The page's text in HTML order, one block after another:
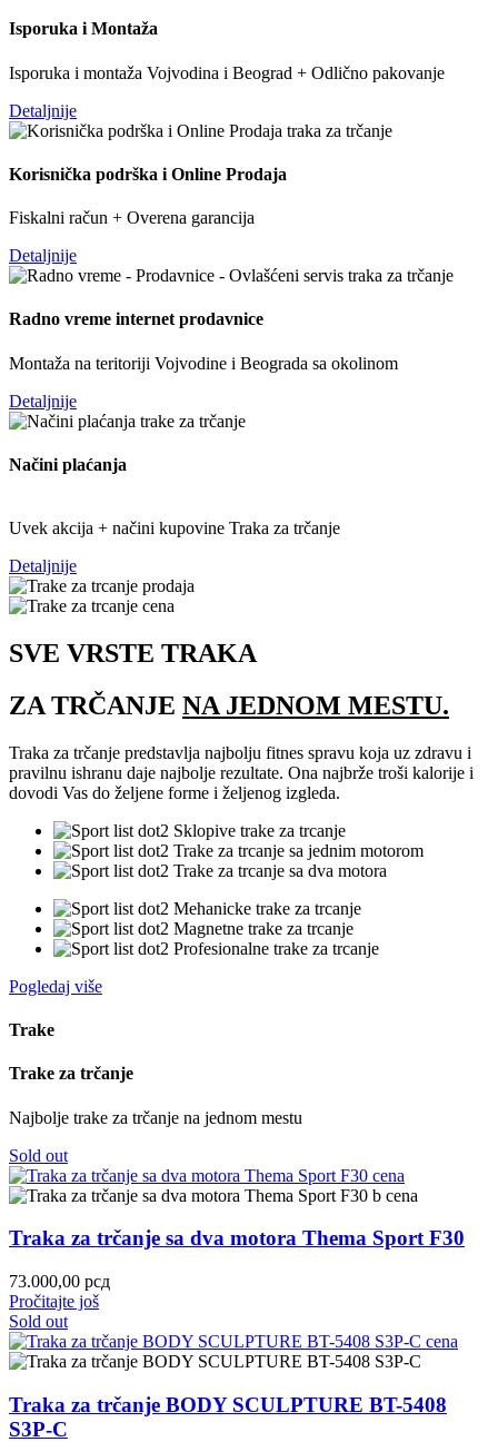
Isporuka i Montaža
Isporuka i montaža Vojvodina i Beograd + Odlično pakovanje
Detaljnije
Korisnička podrška i Online Prodaja
Fiskalni račun + Overena garancija
Detaljnije
Radno vreme internet prodavnice
Montaža na teritoriji Vojvodine i Beograda sa okolinom
Detaljnije
Načini plaćanja
Uvek akcija + načini kupovine Traka za trčanje
Detaljnije
SVE VRSTE TRAKA
ZA TRČANJE NA JEDNOM MESTU.
Traka za trčanje predstavlja najbolju fitnes spravu koja uz zdravu i
pravilnu ishranu daje najbolje rezultate. Ona najbrže troši kalorije i
dovodi Vas do željene forme i željenog izgleda.
Sklopive trake za trcanje
Trake za trcanje sa jednim motorom
Trake za trcanje sa dva motora
Mehanicke trake za trcanje
Magnetne trake za trcanje
Profesionalne trake za trcanje
Pogledaj više
Trake
Trake za trčanje
Najbolje trake za trčanje na jednom mestu
Sold out
Traka za trčanje sa dva motora Thema Sport F30
73.000,00 рсд
Pročitajte još
Sold out
Traka za trčanje BODY SCULPTURE BT-5408
S3P-C